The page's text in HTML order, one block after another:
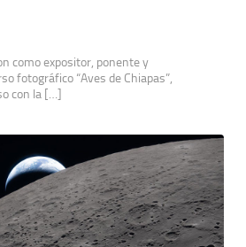
como expositor, ponente y
fotográfico “Aves de Chiapas”,
con la […]